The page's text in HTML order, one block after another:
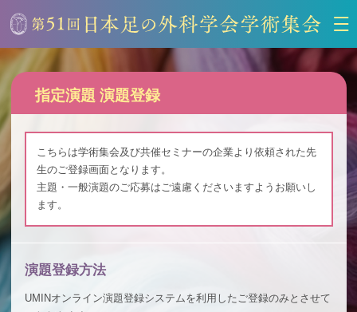
指定演題 演題登録
こちらは学術集会及び共催セミナーの企業より依頼された先
生のご登録画面となります。
主題・一般演題のご応募はご遠慮くださいますようお願いし
ます。
演題登録方法
UMINオンライン演題登録システムを利用したご登録のみとさせて